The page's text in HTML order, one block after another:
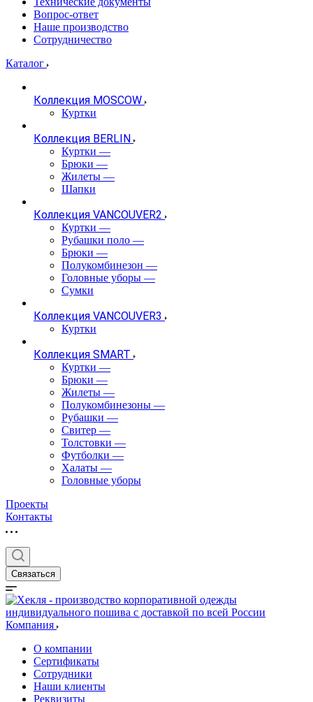
Вопрос-ответ
Наше производство
Сотрудничество
Каталог
Коллекция MOSCOW
Куртки
Коллекция BERLIN
Куртки —
Брюки —
Жилеты —
Шапки
Коллекция VANCOUVER2
Куртки —
Рубашки поло —
Брюки —
Полукомбинезон —
Головные уборы —
Сумки
Коллекция VANCOUVER3
Куртки
Коллекция SMART
Куртки —
Брюки —
Жилеты —
Полукомбинезоны —
Рубашки —
Свитер —
Толстовки —
Футболки —
Халаты —
Головные уборы
Проекты
Контакты
Связаться
Компания
О компании
Сертификаты
Сотрудники
Наши клиенты
Реквизиты